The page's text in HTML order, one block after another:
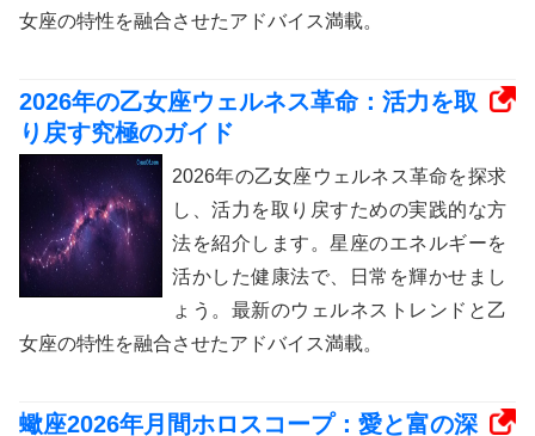
女座の特性を融合させたアドバイス満載。
2026年の乙女座ウェルネス革命：活力を取
り戻す究極のガイド
2026年の乙女座ウェルネス革命を探求
し、活力を取り戻すための実践的な方
法を紹介します。星座のエネルギーを
活かした健康法で、日常を輝かせまし
ょう。最新のウェルネストレンドと乙
女座の特性を融合させたアドバイス満載。
蠍座2026年月間ホロスコープ：愛と富の深